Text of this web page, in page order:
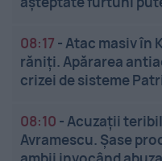
08:17 -Atac masiv în
răniți. Apărarea
crizei de sisteme
08:10 -Acuzații
Avramescu. Șase